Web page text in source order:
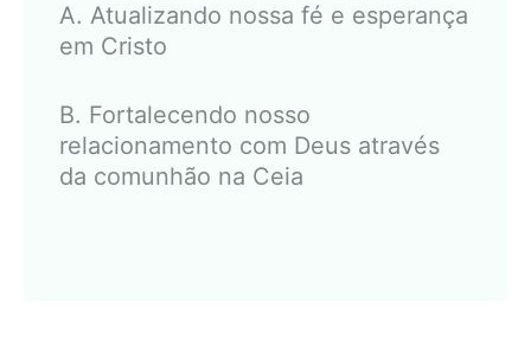
A. Atualizando nossa fé e esperança
em Cristo
B. Fortalecendo nosso
relacionamento com Deus através
da comunhão na Ceia